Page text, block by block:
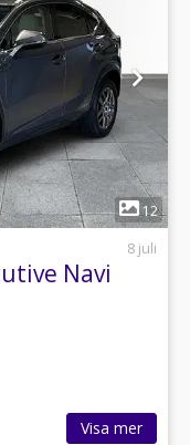
12
8 juli
Navi
Visa mer